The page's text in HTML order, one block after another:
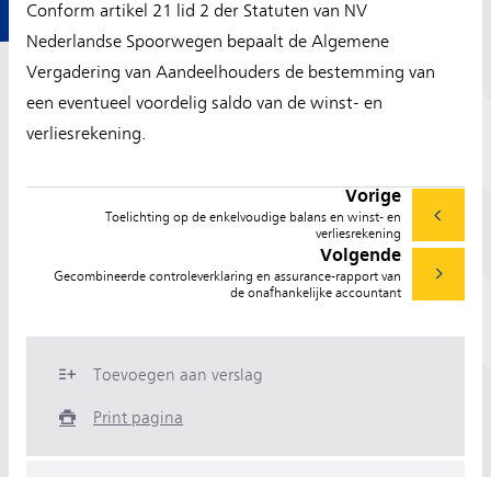
Conform artikel 21 lid 2 der Statuten van NV
Nederlandse Spoorwegen bepaalt de Algemene
Vergadering van Aandeelhouders de bestemming van
een eventueel voordelig saldo van de winst- en
verliesrekening.
Vorige
Toelichting op de enkelvoudige balans en winst- en
verliesrekening
Volgende
Gecombineerde controleverklaring en assurance-rapport van
de onafhankelijke accountant
Toevoegen aan verslag
Print pagina